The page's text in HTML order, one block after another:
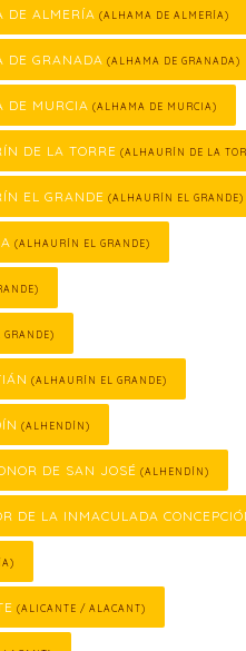
DE ALMERÍA (ALHAMA DE ALMERÍA)
DE GRANADA (ALHAMA DE GRANADA)
DE MURCIA (ALHAMA DE MURCIA)
DE LA TORRE (ALHAURÍN DE LA
EL GRANDE (ALHAURÍN EL GRANDE)
(ALHAURÍN EL GRANDE)
(ALHAURÍN EL GRANDE)
(ALHENDÍN)
DE SAN JOSÉ (ALHENDÍN)
DE LA INMACULADA
(ALICANTE / ALACANT)